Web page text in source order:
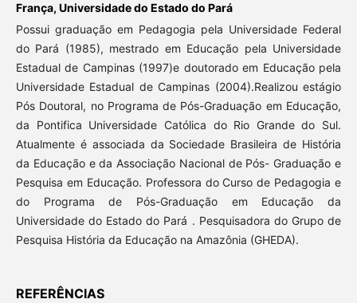
França, Universidade do Estado do Pará
Possui graduação em Pedagogia pela Universidade Federal
do Pará (1985), mestrado em Educação pela Universidade
Estadual de Campinas (1997)e doutorado em Educação pela
Universidade Estadual de Campinas (2004).Realizou estágio
Pós Doutoral, no Programa de Pós-Graduação em Educação,
da Pontifica Universidade Católica do Rio Grande do Sul.
Atualmente é associada da Sociedade Brasileira de História
da Educação e da Associação Nacional de Pós- Graduação e
Pesquisa em Educação. Professora do Curso de Pedagogia e
do Programa de Pós-Graduação em Educação da
Universidade do Estado do Pará . Pesquisadora do Grupo de
Pesquisa História da Educação na Amazônia (GHEDA).
REFERÊNCIAS